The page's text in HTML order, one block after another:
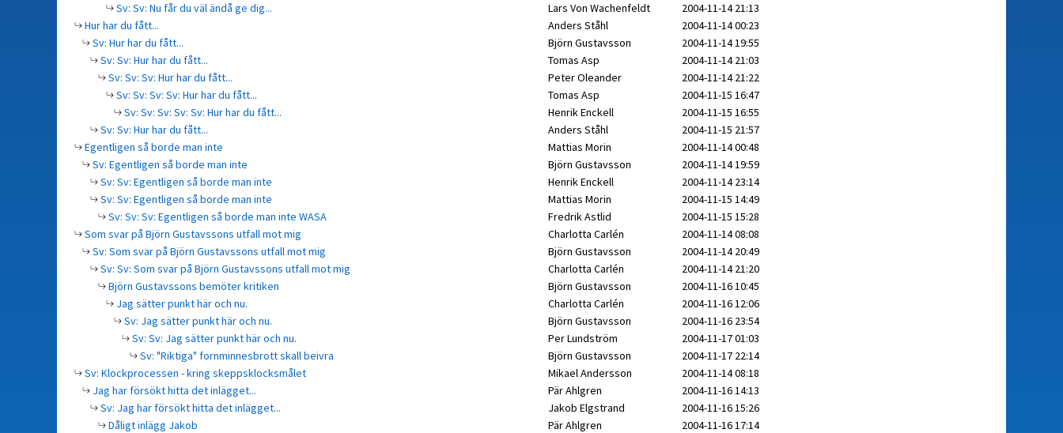
Sv: Sv: Nu får du väl ändå ge dig...
Lars Von Wachenfeldt
2004-11-14 21:13
Hur har du fått...
Anders Ståhl
2004-11-14 00:23
Sv: Hur har du fått...
Björn Gustavsson
2004-11-14 19:55
Sv: Sv: Hur har du fått...
Tomas Asp
2004-11-14 21:03
Sv: Sv: Sv: Hur har du fått...
Peter Oleander
2004-11-14 21:22
Sv: Sv: Sv: Sv: Hur har du fått...
Tomas Asp
2004-11-15 16:47
Sv: Sv: Sv: Sv: Sv: Hur har du fått...
Henrik Enckell
2004-11-15 16:55
Sv: Sv: Hur har du fått...
Anders Ståhl
2004-11-15 21:57
Egentligen så borde man inte
Mattias Morin
2004-11-14 00:48
Sv: Egentligen så borde man inte
Björn Gustavsson
2004-11-14 19:59
Sv: Sv: Egentligen så borde man inte
Henrik Enckell
2004-11-14 23:14
Sv: Sv: Egentligen så borde man inte
Mattias Morin
2004-11-15 14:49
Sv: Sv: Sv: Egentligen så borde man inte WASA
Fredrik Astlid
2004-11-15 15:28
Som svar på Björn Gustavssons utfall mot mig
Charlotta Carlén
2004-11-14 08:08
Sv: Som svar på Björn Gustavssons utfall mot mig
Björn Gustavsson
2004-11-14 20:49
Sv: Sv: Som svar på Björn Gustavssons utfall mot mig
Charlotta Carlén
2004-11-14 21:20
Björn Gustavssons bemöter kritiken
Björn Gustavsson
2004-11-16 10:45
Jag sätter punkt här och nu.
Charlotta Carlén
2004-11-16 12:06
Sv: Jag sätter punkt här och nu.
Björn Gustavsson
2004-11-16 23:54
Sv: Sv: Jag sätter punkt här och nu.
Per Lundström
2004-11-17 01:03
Sv: "Riktiga" fornminnesbrott skall beivra
Björn Gustavsson
2004-11-17 22:14
Sv: Klockprocessen - kring skeppsklocksmålet
Mikael Andersson
2004-11-14 08:18
Jag har försökt hitta det inlägget...
Pär Ahlgren
2004-11-16 14:13
Sv: Jag har försökt hitta det inlägget...
Jakob Elgstrand
2004-11-16 15:26
Dåligt inlägg Jakob
Pär Ahlgren
2004-11-16 17:14